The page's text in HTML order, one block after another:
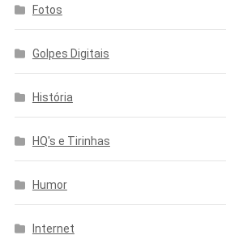
Fotos
Golpes Digitais
História
HQ's e Tirinhas
Humor
Internet